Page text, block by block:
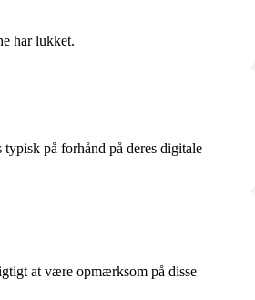
har lukket.
på forhånd på deres digitale
at være opmærksom på disse